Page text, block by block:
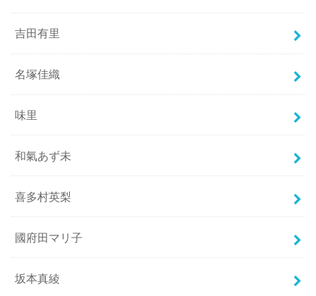
吉田有里
名塚佳織
味里
和氣あず未
喜多村英梨
國府田マリ子
坂本真綾